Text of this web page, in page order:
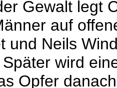
Gewalt legt
auf
und Neils
wird
Opfer